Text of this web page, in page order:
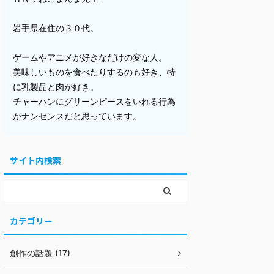
岩手県在住の３０代。
ゲームやアニメが好きなだけの変な人。
美味しいものを食べたりするのも好き、特
に乳製品と肉が好き。
チャーハンにグリーンピースをいれる行為
がナンセンスだと思っています。
サイト内検索
カテゴリー
創作の話題 (17)